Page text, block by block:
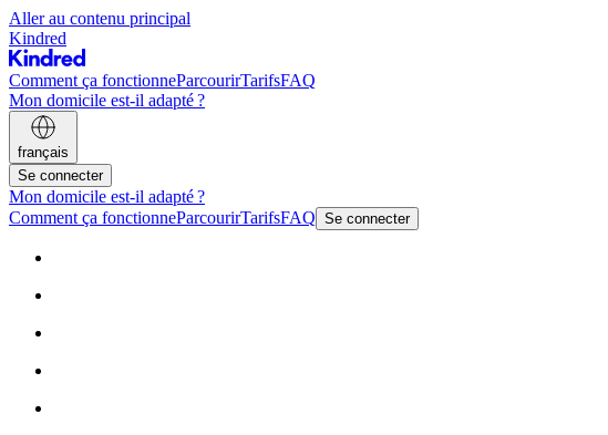
Aller au contenu principal
Kindred
Comment ça fonctionneParcourirTarifsFAQ
Mon domicile est-il adapté ?
français
Se connecter
Mon domicile est-il adapté ?
Comment ça fonctionneParcourirTarifsFAQ Se connecter